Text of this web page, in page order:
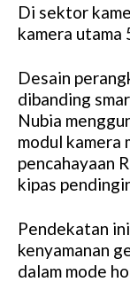
Di sektor
kamera utama
Desain
dibanding
Nubia
modul kamera
pencahayaan
kipas
Pendekatan
kenyamanan
dalam mode